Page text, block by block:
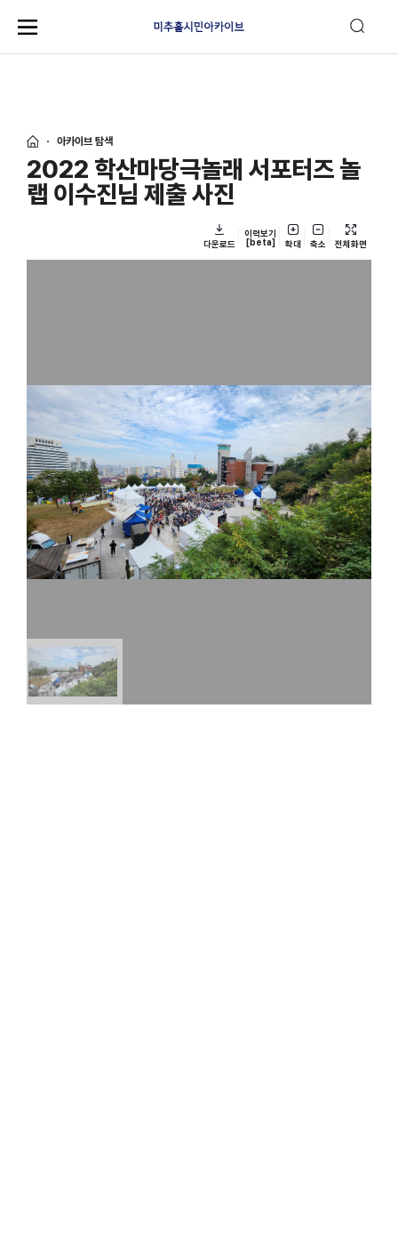
아카이브 탐색
2022 학산마당극놀래 서포터즈 놀
랩 이수진님 제출 사진
다운로드
이력보기
[beta]
확대 축소 전체화면